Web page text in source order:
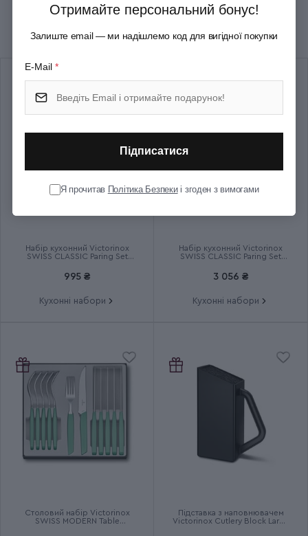
SwissClassic Paring
Тип випуску товару Серійний
Країна збірки Швейцарія
Термін гарантії Довічна
Рекомендуємо купити разом
Набір кухонний Victorinox
SWISS CLASSIC Paring Set
995 ₴
Кухонні набори
Набір кухонний Victorinox
SWISS CLASSIC Paring Set
3 056 ₴
Кухонні набори
Столовий набір Victorinox
SWISS MODERN Table
Підставка з наповнювачем
Victorinox Cutlery Block Large
Отримайте персональний бонус!
Залиште email — ми надішлемо код для вигідної покупки
E-Mail *
Підписатися
Я прочитав Політика Безпекиі згоден з вимогами